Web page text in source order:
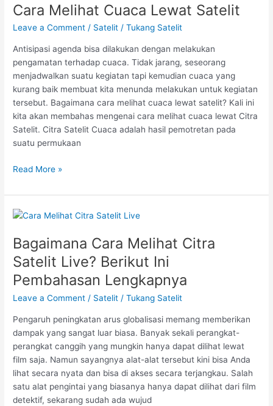
Cara Melihat Cuaca Lewat Satelit
Leave a Comment / Satelit /Tukang Satelit
Antisipasi agenda bisa dilakukan dengan melakukan
pengamatan terhadap cuaca. Tidak jarang, seseorang
menjadwalkan suatu kegiatan tapi kemudian cuaca yang
kurang baik membuat kita menunda melakukan untuk kegiatan
tersebut. Bagaimana cara melihat cuaca lewat satelit? Kali ini
kita akan membahas mengenai cara melihat cuaca lewat Citra
Satelit. Citra Satelit Cuaca adalah hasil pemotretan pada
suatu permukaan
Read More »
Bagaimana Cara Melihat Citra
Satelit Live? Berikut Ini
Pembahasan Lengkapnya
Leave a Comment / Satelit /Tukang Satelit
Pengaruh peningkatan arus globalisasi memang memberikan
dampak yang sangat luar biasa. Banyak sekali perangkat-
perangkat canggih yang mungkin hanya dapat dilihat lewat
film saja. Namun sayangnya alat-alat tersebut kini bisa Anda
lihat secara nyata dan bisa di akses secara terjangkau. Salah
satu alat pengintai yang biasanya hanya dapat dilihat dari film
detektif, sekarang sudah ada wujud
Bagaimana
Melihat
Citra
Satelit
Live?
Berikut
Pembahasan
Lengkapnya